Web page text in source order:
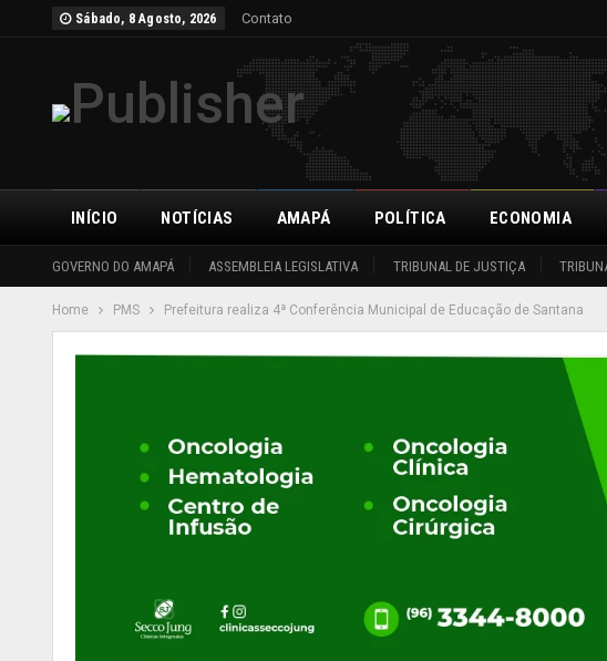
Sábado, 8 Agosto, 2026 Contato
INÍCIO
GOVERNO DO AMAPÁ ASSEMBLEIA LEGISLATIVA TRIBUNAL DE JUSTIÇA
NOTÍCIAS AMAPÁ POLÍTICA ECONOMIA
Home PMS Prefeitura realiza 4ª Conferência Municipal de Educação de Santana